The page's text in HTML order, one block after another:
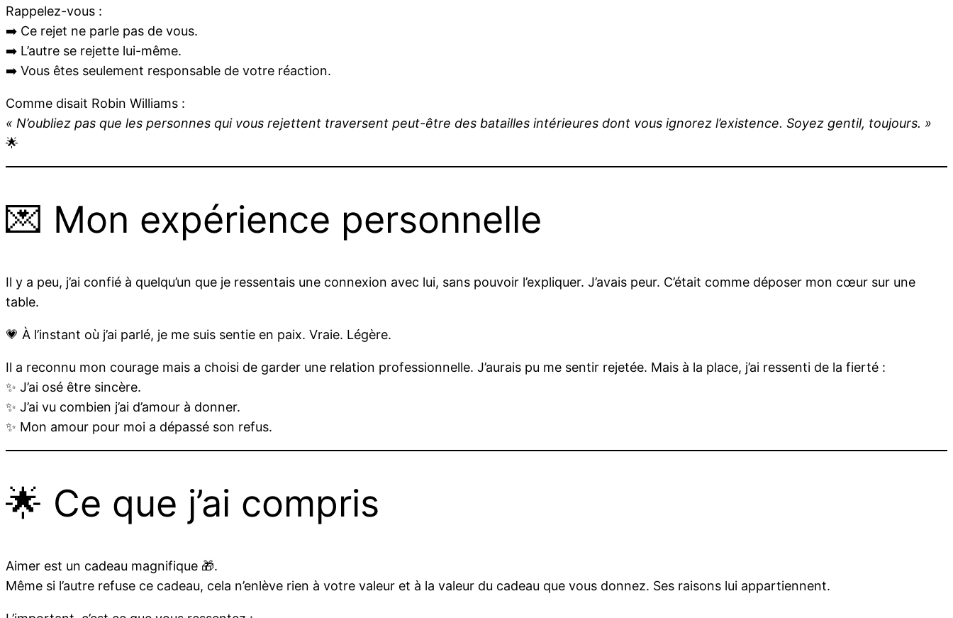
Rappelez-vous :
➡️ Ce rejet ne parle pas de vous.
➡️ L’autre se rejette lui-même.
➡️ Vous êtes seulement responsable de votre réaction.
Comme disait Robin Williams :
« N’oubliez pas que les personnes qui vous rejettent traversent peut-être des batailles intérieures dont vous ignorez l’existence. Soyez gentil, toujours. »
🌟
💌 Mon expérience personnelle
Il y a peu, j’ai confié à quelqu’un que je ressentais une connexion avec lui, sans pouvoir l’expliquer. J’avais peur. C’était comme déposer mon cœur sur une
table.
💗 À l’instant où j’ai parlé, je me suis sentie en paix. Vraie. Légère.
Il a reconnu mon courage mais a choisi de garder une relation professionnelle. J’aurais pu me sentir rejetée. Mais à la place, j’ai ressenti de la fierté :
✨ J’ai osé être sincère.
✨ J’ai vu combien j’ai d’amour à donner.
✨ Mon amour pour moi a dépassé son refus.
🌟 Ce que j’ai compris
Aimer est un cadeau magnifique 🎁.
Même si l’autre refuse ce cadeau, cela n’enlève rien à votre valeur et à la valeur du cadeau que vous donnez. Ses raisons lui appartiennent.